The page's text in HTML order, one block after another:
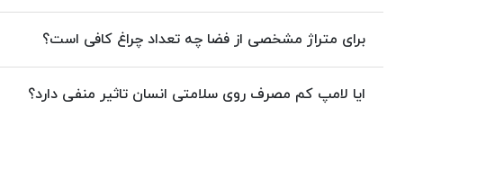
برای متراژ مشخصی از فضا چه تعداد چراغ کافی است؟
ایا لامپ کم مصرف روی سلامتی انسان تاثیر منفی دارد؟